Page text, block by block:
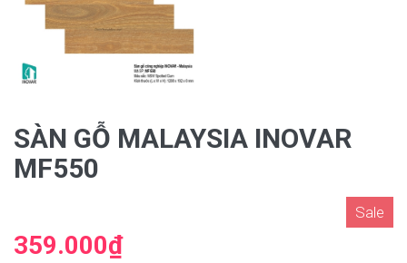
SÀN GỖ MALAYSIA INOVAR
MF550
Sale
359.000₫